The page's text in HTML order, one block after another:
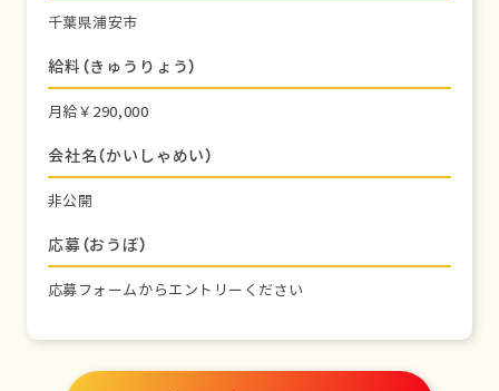
千葉県浦安市
給料（きゅうりょう）
月給￥290,000
会社名（かいしゃめい）
非公開
応募（おうぼ）
応募フォームからエントリーください